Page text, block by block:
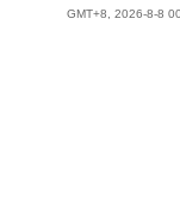
GMT+8, 2026-8-8